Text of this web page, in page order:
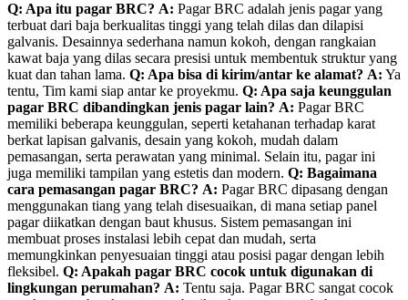
Q: Apa itu pagar BRC? A: Pagar BRC adalah jenis pagar yang
terbuat dari baja berkualitas tinggi yang telah dilas dan dilapisi
galvanis. Desainnya sederhana namun kokoh, dengan rangkaian
kawat baja yang dilas secara presisi untuk membentuk struktur yang
kuat dan tahan lama. Q: Apa bisa di kirim/antar ke alamat? A: Ya
tentu, Tim kami siap antar ke proyekmu. Q: Apa saja keunggulan
pagar BRC dibandingkan jenis pagar lain? A: Pagar BRC
memiliki beberapa keunggulan, seperti ketahanan terhadap karat
berkat lapisan galvanis, desain yang kokoh, mudah dalam
pemasangan, serta perawatan yang minimal. Selain itu, pagar ini
juga memiliki tampilan yang estetis dan modern. Q: Bagaimana
cara pemasangan pagar BRC? A: Pagar BRC dipasang dengan
menggunakan tiang yang telah disesuaikan, di mana setiap panel
pagar diikatkan dengan baut khusus. Sistem pemasangan ini
membuat proses instalasi lebih cepat dan mudah, serta
memungkinkan penyesuaian tinggi atau posisi pagar dengan lebih
fleksibel. Q: Apakah pagar BRC cocok untuk digunakan di
lingkungan perumahan? A: Tentu saja. Pagar BRC sangat cocok